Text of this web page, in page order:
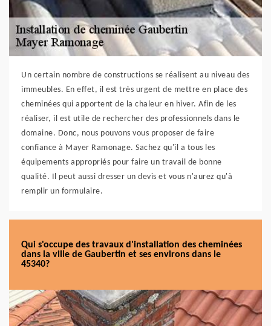
Un certain nombre de constructions se réalisent au niveau des
immeubles. En effet, il est très urgent de mettre en place des
cheminées qui apportent de la chaleur en hiver. Afin de les
réaliser, il est utile de rechercher des professionnels dans le
domaine. Donc, nous pouvons vous proposer de faire
confiance à Mayer Ramonage. Sachez qu'il a tous les
équipements appropriés pour faire un travail de bonne
qualité. Il peut aussi dresser un devis et vous n'aurez qu'à
remplir un formulaire.
Qui s'occupe des travaux d'installation des cheminées
dans la ville de Gaubertin et ses environs dans le
45340?